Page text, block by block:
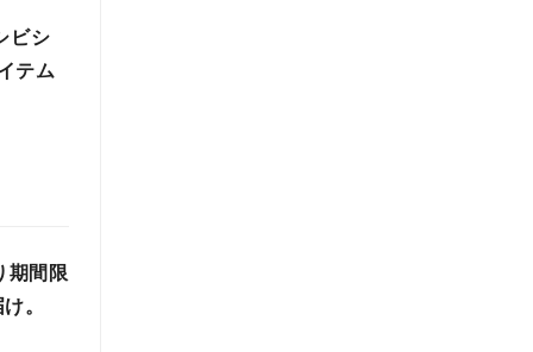
ビシ
テム
期間限
。